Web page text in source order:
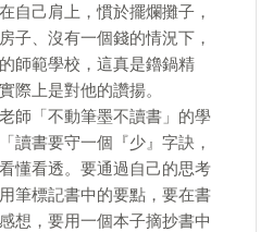
自己肩上，慣於擺爛攤子，
子、沒有一個錢的情況下，
師範學校，這真是鑥鍋精
際上是對他的讚揚。
師「不動筆墨不讀書」的學
讀書要守一個『少』字訣，
懂看透。要通過自己的思考
筆標記書中的要點，要在書
想，要用一個本子摘抄書中